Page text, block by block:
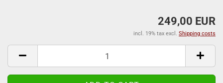
249,00 EUR
incl. 19% tax excl. Shipping costs